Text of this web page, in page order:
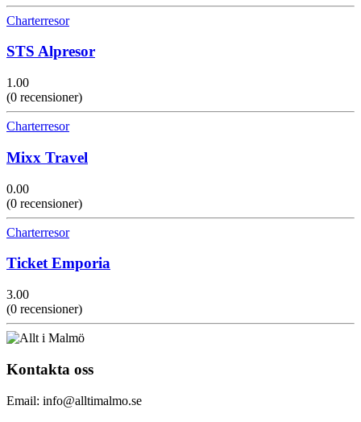
Charterresor
STS Alpresor
1.00
(0 recensioner)
Charterresor
Mixx Travel
0.00
(0 recensioner)
Charterresor
Ticket Emporia
3.00
(0 recensioner)
Kontakta oss
Email: info@alltimalmo.se